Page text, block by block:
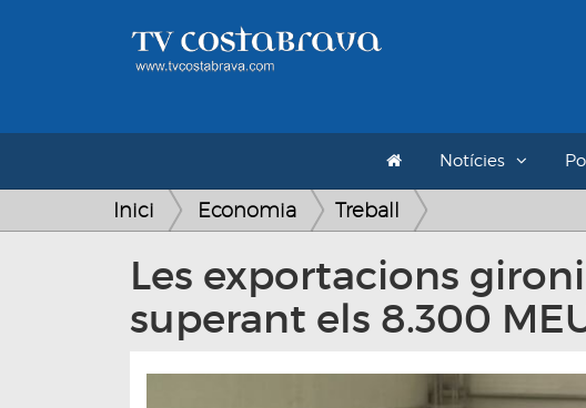
Notícies
Inici Economia Treball
Les exportacions
superant els 8.300